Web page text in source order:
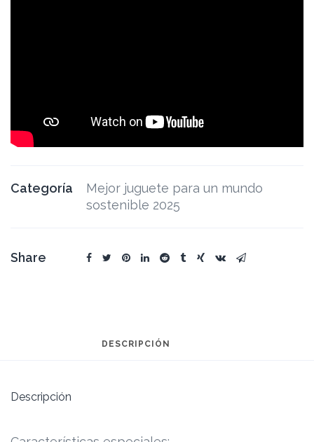
Categoría
Mejor juguete para un mundo
sostenible 2025
Share
DESCRIPCIÓN
Descripción